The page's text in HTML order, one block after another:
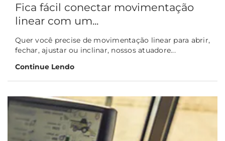
Fica fácil conectar movimentação
linear com um...
Quer você precise de movimentação linear para abrir,
fechar, ajustar ou inclinar, nossos atuadore...
Continue Lendo